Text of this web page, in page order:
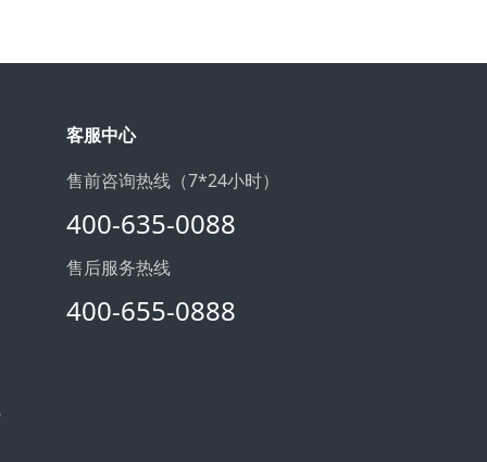
客服中心
售前咨询热线（7*24小时）
400-635-0088
售后服务热线
400-655-0888